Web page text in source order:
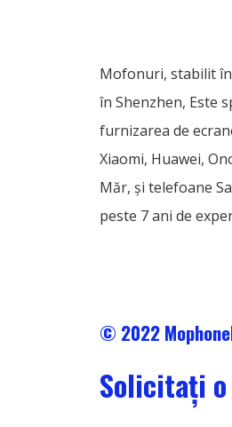
Mofonuri, stabilit
în Shenzhen, Este
furnizarea de
Xiaomi, Huawei,
Măr, și telefoane
peste 7 ani de
© 2022
Solicitați